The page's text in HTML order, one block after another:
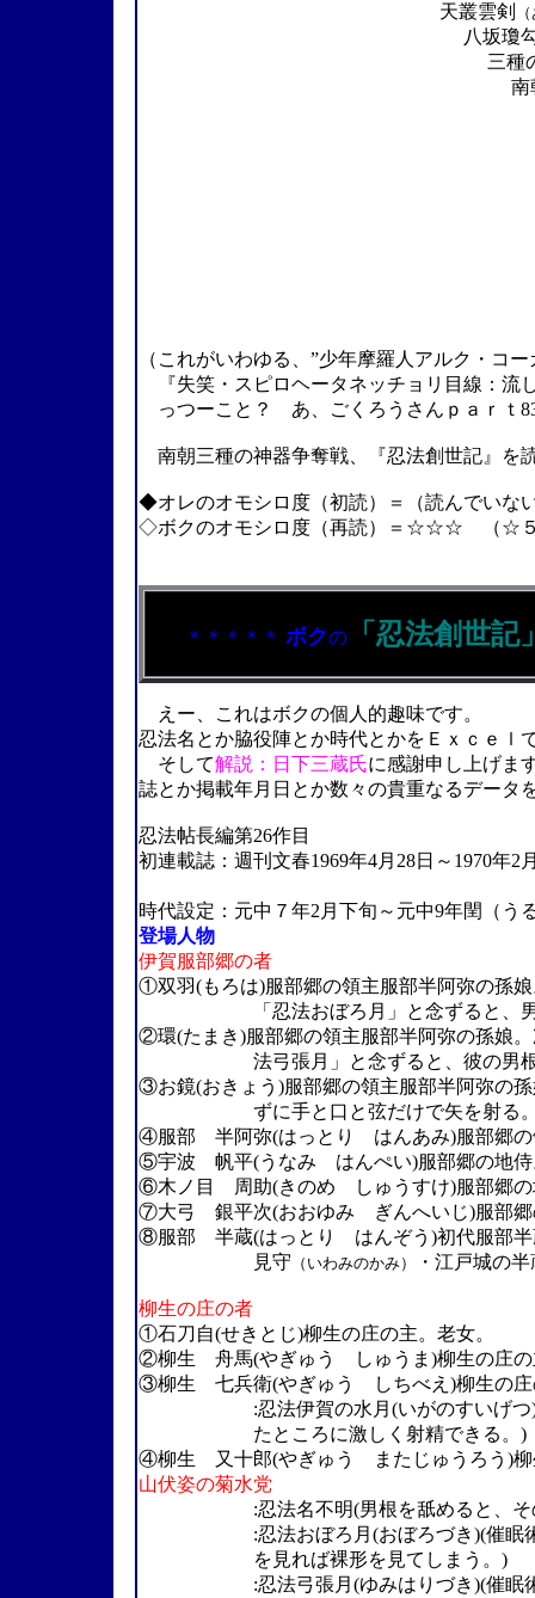
天叢雲剣
八坂瓊勾
三種の神器争
南朝方二派
（これがいわゆる、”少年摩羅人アルク・コー
『失笑・スピロヘータネッチョリ目線：流
っつーこと？ あ、ごくろうさんｐａｒｔ
南朝三種の神器争奪戦、『忍法創世記 』 を
◆オレのオモシロ度（初読）＝（読んでいな
◇ボクのオモシロ度（再読）＝☆☆☆ （☆５
＊＊＊＊＊ ボクの 「忍法創世記
えー、これはボクの個人的趣味です。
忍法名とか脇役陣とか時代とかをＥｘｃｅｌ
そして解説：日下三蔵氏に感謝申し上げま
誌とか掲載年月日とか数々の貴重なるデータ
忍法帖長編第26作目
初連載誌：週刊文春1969年4月28日～1970年2
時代設定：元中７年2月下旬～元中9年閏（う
登場人物
伊賀服部郷の者
①双羽(もろは)服部郷の領主服部半阿弥の孫
「忍法おぼろ月」と念ずると、男は
②環(たまき)服部郷の領主服部半阿弥の孫娘
法弓張月」と念ずると、彼の男根は
③お鏡(おきょう)服部郷の領主服部半阿弥の
ずに手と口と弦だけで矢を射る。「
④服部 半阿弥(はっとり はんあみ)服部郷の
⑤宇波 帆平(うなみ はんぺい)服部郷の地侍
⑥木ノ目 周助(きのめ しゅうすけ)服部郷の
⑦大弓 銀平次(おおゆみ ぎんへいじ)服部郷
⑧服部 半蔵(はっとり はんぞう)初代服部半
見守 （いわみのかみ） ・江戸城の
柳生の庄の者
①石刀自(せきとじ)柳生の庄の主。老女。
②柳生 舟馬(やぎゅう しゅうま)柳生の庄の
③柳生 七兵衛(やぎゅう しちべえ)柳生の庄
:忍法伊賀の水月(いがのすいげつ)(「
たところに激しく射精できる。)
④柳生 又十郎(やぎゅう またじゅうろう)柳
山伏姿の菊水党
:忍法名不明(男根を舐めると、その
:忍法おぼろ月(おぼろづき)(催眠術を
を見れば裸形を見てしまう。)
:忍法弓張月(ゆみはりづき)(催眠術を